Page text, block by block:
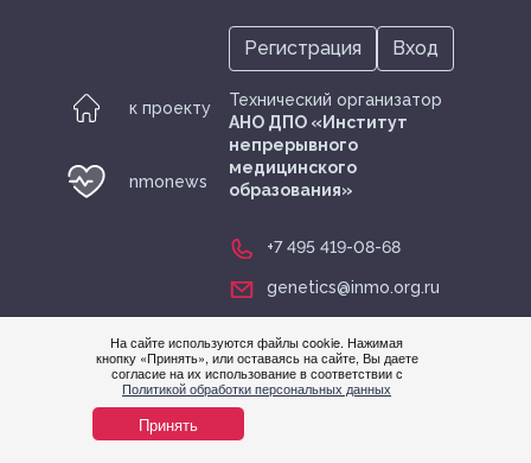
На сайте используются файлы cookie. Нажимая
кнопку «Принять», или оставаясь на сайте, Вы даете
согласие на их использование в соответствии с
Политикой обработки персональных данных
Принять
к проекту
nmonews
Технический организатор
АНО ДПО «Институт
непрерывного
медицинского
образования»
+7 495 419-08-68
genetics@inmo.org.ru
Регистрация Вход
© nmonews 2026 все права защищены